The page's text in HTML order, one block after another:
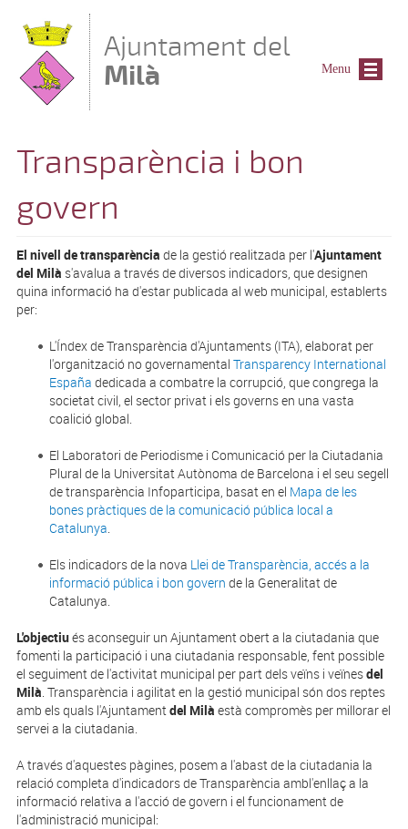
Ajuntament del
Milà
Transparència i bon
govern
El nivell de transparència de la gestió realitzada per l'Ajuntament
del Milà s'avalua a través de diversos indicadors, que designen
quina informació ha d'estar publicada al web municipal, establerts
per:
L'Índex de Transparència d'Ajuntaments (ITA), elaborat per
l'organització no governamental Transparency International
España dedicada a combatre la corrupció, que congrega la
societat civil, el sector privat i els governs en una vasta
coalició global.
El Laboratori de Periodisme i Comunicació per la Ciutadania
Plural de la Universitat Autònoma de Barcelona i el seu segell
de transparència Infoparticipa, basat en el Mapa de les
bones pràctiques de la comunicació pública local a
Catalunya.
Els indicadors de la nova Llei de Transparència, accés a la
informació pública i bon govern de la Generalitat de
Catalunya.
L'objectiués aconseguir un Ajuntament obert a la ciutadania que
fomenti la participació i una ciutadania responsable, fent possible
el seguiment de l'activitat municipal per part dels veïns i veïnesdel
Milà. Transparència i agilitat en la gestió municipal són dos reptes
amb els quals l'Ajuntamentdel Milà està compromès per millorar el
servei a la ciutadania.
A través d'aquestes pàgines, posem a l'abast de la ciutadania la
relació completa d'indicadors de Transparència ambl'enllaç a la
informació relativa a l'acció de govern i el funcionament de
l'administració municipal:
Menu